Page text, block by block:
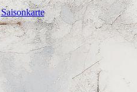
Saisonkarte